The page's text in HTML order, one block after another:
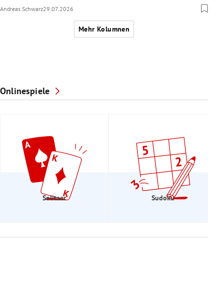
Andreas Schwarz29.07.2026
Mehr Kolumnen
Onlinespiele
Solitaer Sudoku